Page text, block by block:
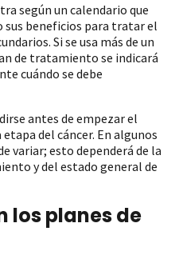
según un calendario que
beneficios para tratar el
Si se usa más de un
de tratamiento se indicará
cuándo se debe
antes de empezar el
del cáncer. En algunos
variar; esto dependerá de la
y del estado general de
los planes de